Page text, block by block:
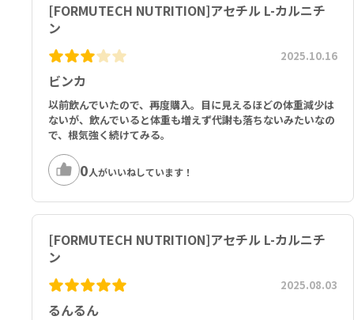
[FORMUTECH NUTRITION]アセチル L-カルニチ
ン
ビンカ
2025.10.16
以前飲んでいたので、再度購入。目に見えるほどの体重減少は
ないが、飲んでいると体重も増えず代謝も落ちないみたいなの
で、根気強く続けてみる。
0人がいいねしています！
[FORMUTECH NUTRITION]アセチル L-カルニチ
ン
るんるん
2025.08.03